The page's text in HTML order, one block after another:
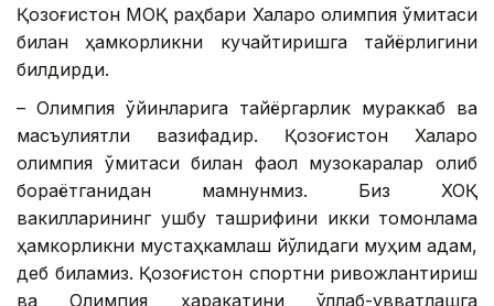
Қозоғистон МОҚ раҳбари Халқаро олимпия қўмитаси
билан ҳамкорликни кучайтиришга тайёрлигини
билдирди.
– Олимпия ўйинларига тайёргарлик мураккаб ва
масъулиятли вазифадир. Қозоғистон Халқаро
олимпия қўмитаси билан фаол музокаралар олиб
бораётганидан мамнунмиз. Биз ХОҚ
вакилларининг ушбу ташрифини икки томонлама
ҳамкорликни мустаҳкамлаш йўлидаги муҳим қадам,
деб биламиз. Қозоғистон спортни ривожлантириш
ва Олимпия ҳаракатини қўллаб-қувватлашга